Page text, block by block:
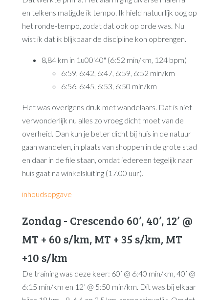
en telkens matigde ik tempo. Ik hield natuurlijk oog op
het ronde-tempo, zodat dat ook op orde was. Nu
wist ik dat ik blijkbaar de discipline kon opbrengen.
8,84 km in 1u00'40" (6:52 min/km, 124 bpm)
6:59, 6:42, 6:47, 6:59, 6:52 min/km
6:56, 6:45, 6:53, 6:50 min/km
Het was overigens druk met wandelaars. Dat is niet
verwonderlijk nu alles zo vroeg dicht moet van de
overheid. Dan kun je beter dicht bij huis in de natuur
gaan wandelen, in plaats van shoppen in de grote stad
en daar in de file staan, omdat iedereen tegelijk naar
huis gaat na winkelsluiting (17.00 uur).
inhoudsopgave
Zondag - Crescendo 60’, 40’, 12’ @
MT + 60 s/km, MT + 35 s/km, MT
+10 s/km
De training was deze keer: 60’ @ 6:40 min/km, 40’ @
6:15 min/km en 12’ @ 5:50 min/km. Dit was bij elkaar